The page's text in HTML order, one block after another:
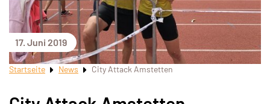
17. Juni 2019
Startseite News City Attack Amstetten